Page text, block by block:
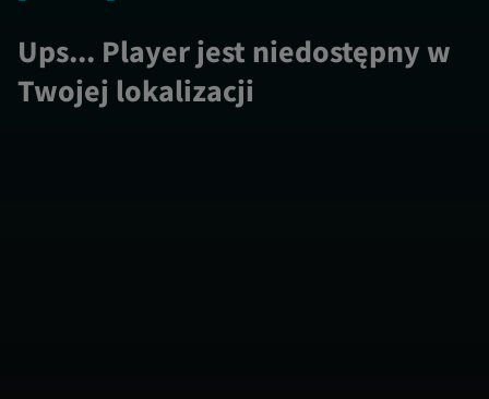
Ups... Player jest niedostępny w
Twojej lokalizacji